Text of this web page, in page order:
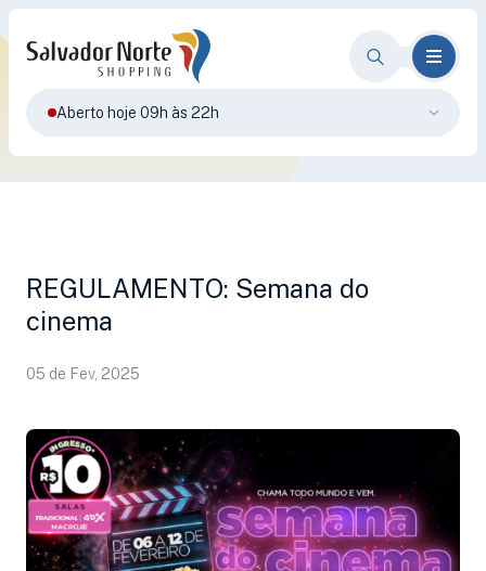
Aberto hoje 09h às 22h
REGULAMENTO: Semana do
cinema
05 de Fev, 2025